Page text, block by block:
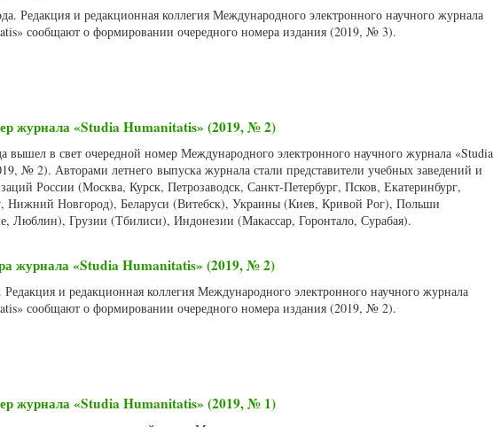
Редакция и редакционная коллегия Международного электронного научного журнала
сообщают о формировании очередного номера издания (2019, № 3).
журнала «Studia Humanitatis» (2019, № 2)
вышел в свет очередной номер Международного электронного научного журнала «Studia
№ 2). Авторами летнего выпуска журнала стали представители учебных заведений и
России (Москва, Курск, Петрозаводск, Санкт-Петербург, Псков, Екатеринбург,
Нижний Новгород), Беларуси (Витебск), Украины (Киев, Кривой Рог), Польши
Люблин), Грузии (Тбилиси), Индонезии (Макассар, Горонтало, Сурабая).
журнала «Studia Humanitatis» (2019, № 2)
Редакция и редакционная коллегия Международного электронного научного журнала
сообщают о формировании очередного номера издания (2019, № 2).
журнала «Studia Humanitatis» (2019, № 1)